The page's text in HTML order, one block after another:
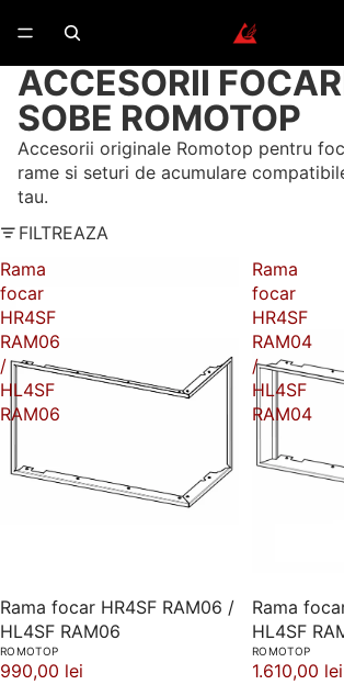
ACCESORII
SOBE ROMOTOP
Accesorii originale Romotop pentru
rame si seturi de acumulare
tau.
FILTREAZA
Rama
focar
HR4SF
RAM06
/
HL4SF
RAM06
Rama focar HR4SF RAM06 /
HL4SF RAM06
ROMOTOP
990,00 lei
Rama
focar
HR4SF
RAM04
/
HL4SF
RAM04
Rama
HL4SF
ROMOTOP
1.610,00 lei